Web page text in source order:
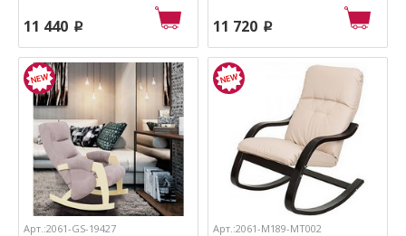
11 440 p 11 720 p
Арт.:2061-GS-19427 Арт.:2061-М189-МТ002